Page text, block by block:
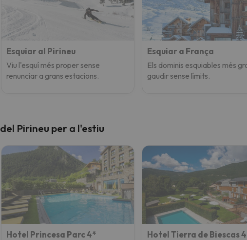
Esquiar al Pirineu
Viu l'esquí més proper sense
renunciar a grans estacions.
Esquiar a França
Els dominis esquiables més
gaudir sense límits.
del Pirineu per a l'estiu
Hotel Princesa Parc 4* Hotel Tierra de Biescas